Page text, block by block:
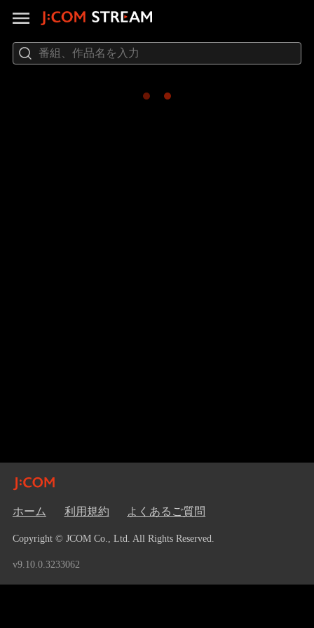
ホーム 利用規約 よくあるご質問
Copyright © JCOM Co., Ltd. All Rights Reserved.
v9.10.0.3233062